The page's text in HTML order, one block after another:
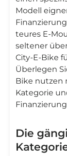
Modell
teures E-
seltener
City-E-Bike
Überlegen
Bike nutzen
Kategorie
Die